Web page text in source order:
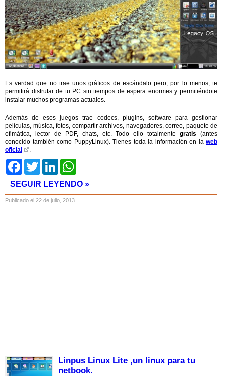
Es verdad que no trae unos gráficos de escándalo pero, por lo menos, te
permitirá disfrutar de tu PC sin tiempos de espera enormes y permitiéndote
instalar muchos programas actuales.
Además de esos juegos trae codecs, plugins, software para gestionar
películas, música, fotos, compartir archivos, navegadores, correo, paquete de
ofimática, lector de PDF, chats, etc. Todo ello totalmentegratis (antes
conocido también como PuppyLinux). Tienes toda la información en la web
oficial
.
FacebookTwitter LinkedIn
SEGUIR LEYENDO »
Publicado el 22 de julio, 2013
Linpus Linux Lite ,un linux para tu
netbook.